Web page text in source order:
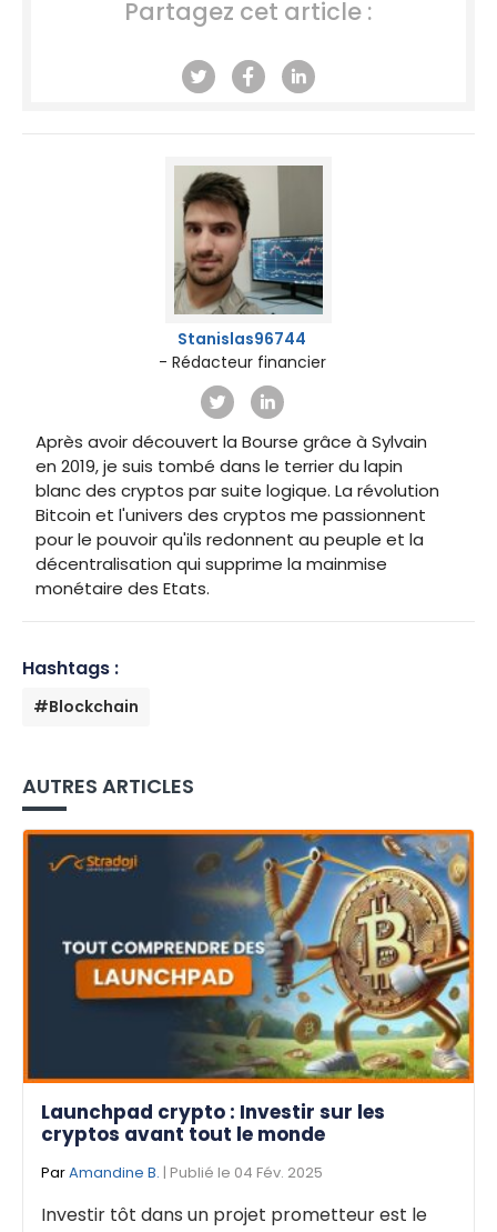
Partagez cet article :
Stanislas96744
- Rédacteur financier
Après avoir découvert la Bourse grâce à Sylvain
en 2019, je suis tombé dans le terrier du lapin
blanc des cryptos par suite logique. La révolution
Bitcoin et l'univers des cryptos me passionnent
pour le pouvoir qu'ils redonnent au peuple et la
décentralisation qui supprime la mainmise
monétaire des Etats.
Hashtags :
#Blockchain
AUTRES ARTICLES
Launchpad crypto : Investir sur les
cryptos avant tout le monde
ParAmandine B. | Publié le 04 Fév. 2025
Investir tôt dans un projet prometteur est le